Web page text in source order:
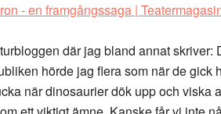
- en framgångssaga |
där jag bland annat skriver:
hörde jag flera som när de gick
när dinosaurier dök upp och viska